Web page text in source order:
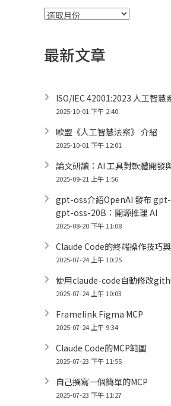
彙
最新文章
ISO/IEC 42001:2023 人工智慧
2025-10-01 下午 2:40
歐盟《人工智慧法案》 介紹
2025-10-01 下午 12:01
論文研讀：AI 工具對軟體開發
2025-09-21 上午 1:56
gpt-oss介紹OpenAI 發布
gpt-oss-20B：開源推理 AI
2025-08-20 下午 11:08
Claude Code的終端操作技巧
2025-07-24 上午 10:25
使用claude-code自動修改
2025-07-24 上午 10:03
Framelink Figma MCP
2025-07-24 上午 9:34
Claude Code的MCP範圍
2025-07-23 下午 11:55
自己撰寫一個簡單的MCP
2025-07-23 下午 11:27